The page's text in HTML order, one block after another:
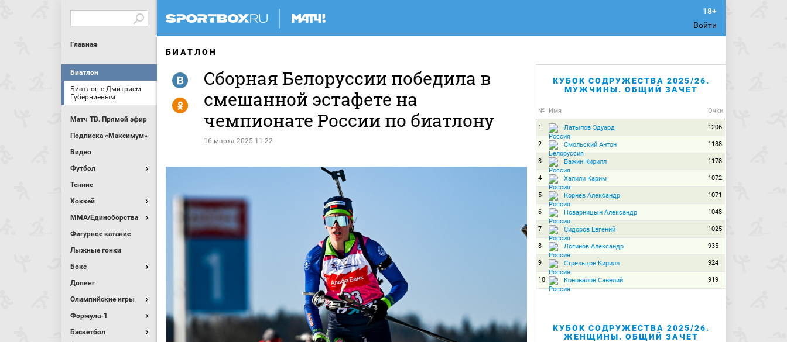
Войти
Главная
Биатлон
Биатлон с Дмитрием
Губерниевым
Матч ТВ. Прямой эфир
Подписка «Максимум»
Видео
Футбол
Теннис
Хоккей
MMA/Единоборства
Фигурное катание
Лыжные гонки
Бокс
Допинг
Олимпийские игры
Формула-1
Баскетбол
БИАТЛОН
Сборная Белоруссии победила в
смешанной эстафете на
чемпионате России по биатлону
16 марта 2025 11:22
R
Y
КУБОК СОДРУЖЕСТВА 2025/26.
МУЖЧИНЫ. ОБЩИЙ ЗАЧЕТ
№ Имя Очки
1 Латыпов Эдуард 1206
2 Смольский Антон 1188
3 Бажин Кирилл 1178
4 Халили Карим 1072
5 Корнев Александр 1071
6 Поварницын Александр 1048
7 Сидоров Евгений 1025
8 Логинов Александр 935
9 Стрельцов Кирилл 924
10 Коновалов Савелий 919
КУБОК СОДРУЖЕСТВА 2025/26.
ЖЕНЩИНЫ. ОБЩИЙ ЗАЧЕТ